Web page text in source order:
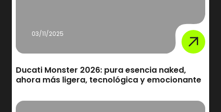
03/11/2025
Ducati Monster 2026: pura esencia naked,
ahora más ligera, tecnológica y emocionante